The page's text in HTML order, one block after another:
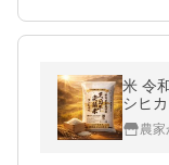
米 令
シヒ
農家